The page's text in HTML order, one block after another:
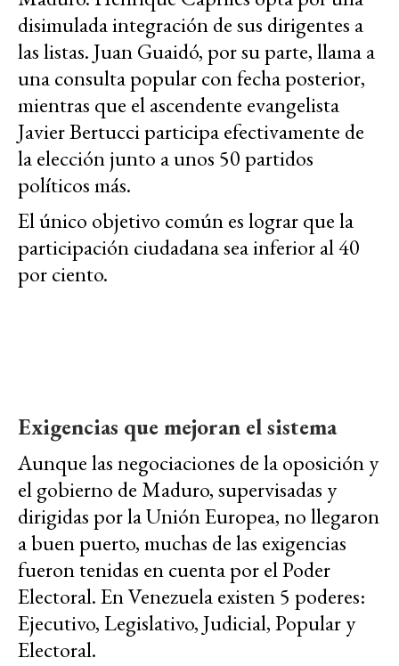
disimulada integración de sus dirigentes a
las listas. Juan Guaidó, por su parte, llama a
una consulta popular con fecha posterior,
mientras que el ascendente evangelista
Javier Bertucci participa efectivamente de
la elección junto a unos 50 partidos
políticos más.
El único objetivo común es lograr que la
participación ciudadana sea inferior al 40
por ciento.
Exigencias que mejoran el sistema
Aunque las negociaciones de la oposición y
el gobierno de Maduro, supervisadas y
dirigidas por la Unión Europea, no llegaron
a buen puerto, muchas de las exigencias
fueron tenidas en cuenta por el Poder
Electoral. En Venezuela existen 5 poderes:
Ejecutivo, Legislativo, Judicial, Popular y
Electoral.